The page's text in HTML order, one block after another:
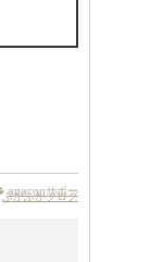
apaconサポー
ふかふかブログ